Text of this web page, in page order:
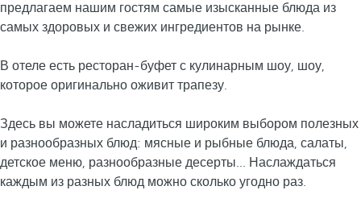
предлагаем нашим гостям самые изысканные блюда из
самых здоровых и свежих ингредиентов на рынке.
В отеле есть ресторан-буфет с кулинарным шоу, шоу,
которое оригинально оживит трапезу.
Здесь вы можете насладиться широким выбором полезных
и разнообразных блюд: мясные и рыбные блюда, салаты,
детское меню, разнообразные десерты... Наслаждаться
каждым из разных блюд можно сколько угодно раз.